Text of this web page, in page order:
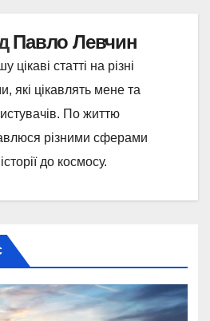
Павло Левчин
цікаві статті на різні
які цікавлять мене та
По життю
різними сферами
до космосу.